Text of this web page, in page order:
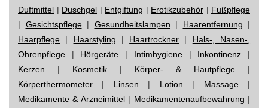
Duftmittel | Duschgel | Entgiftung | Erotikzubehör | Fußpflege
| Gesichtspflege| Gesundheitslampen | Haarentfernung |
Haarpflege | Haarstyling | Haartrockner | Hals-, Nasen-,
Ohrenpflege | Hörgeräte | Intimhygiene| Inkontinenz |
Kerzen | Kosmetik | Körper- & Hautpflege |
Körperthermometer | Linsen | Lotion | Massage|
Medikamente & Arzneimittel| Medikamentenaufbewahrung |